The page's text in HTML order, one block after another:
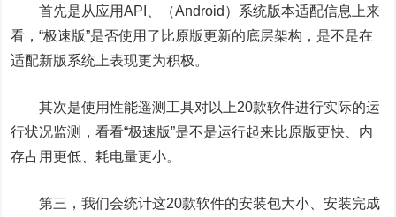
首先是从应用API、（Android）系统版本适配信息上来
看，“极速版”是否使用了比原版更新的底层架构，是不是在
适配新版系统上表现更为积极。
其次是使用性能遥测工具对以上20款软件进行实际的运
行状况监测，看看“极速版”是不是运行起来比原版更快、内
存占用更低、耗电量更小。
第三，我们会统计这20款软件的安装包大小、安装完成